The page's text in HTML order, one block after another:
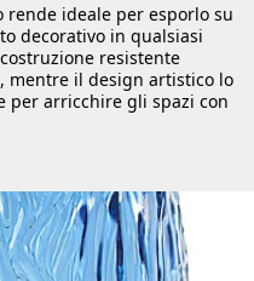
rende ideale per esporlo su
decorativo in qualsiasi
resistente
mentre il design artistico lo
per arricchire gli spazi con